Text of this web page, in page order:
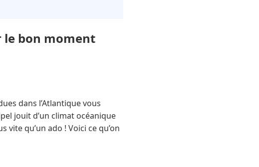
le bon moment
dans l’Atlantique vous
jouit d’un climat océanique
vite qu’un ado ! Voici ce qu’on